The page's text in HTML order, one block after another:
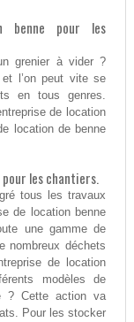
benne pour les
grenier à vider ?
l’on peut vite se
en tous genres.
de location
location de benne
les chantiers.
tous les travaux
de location benne
une gamme de
nombreux déchets
de location
modèles de
? Cette action va
Pour les stocker